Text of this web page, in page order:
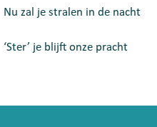
Nu zal je stralen in de nacht
‘Ster’ je blijft onze pracht